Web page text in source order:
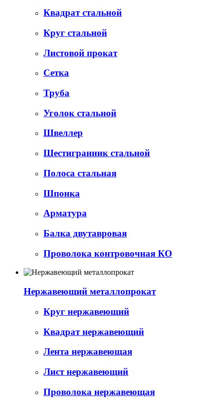
Квадрат стальной
Круг стальной
Листовой прокат
Сетка
Труба
Уголок стальной
Швеллер
Шестигранник стальной
Полоса стальная
Шпонка
Арматура
Балка двутавровая
Проволока контровочная КО
Нержавеющий металлопрокат
Круг нержавеющий
Квадрат нержавеющий
Лента нержавеющая
Лист нержавеющий
Проволока нержавеющая